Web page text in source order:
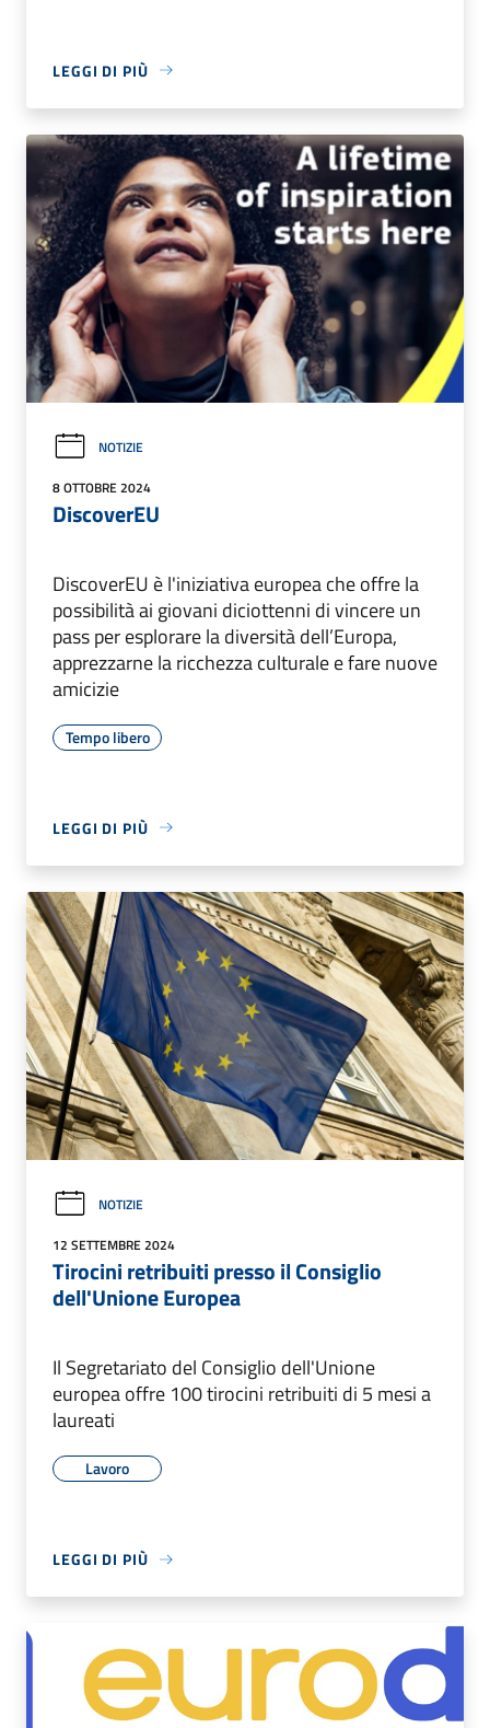
LEGGI DI PIÙ
NOTIZIE
8 OTTOBRE 2024
DiscoverEU
DiscoverEU è l'iniziativa europea che offre la
possibilità ai giovani diciottenni di vincere un
pass per esplorare la diversità dell’Europa,
apprezzarne la ricchezza culturale e fare nuove
amicizie
Tempo libero
LEGGI DI PIÙ
NOTIZIE
12 SETTEMBRE 2024
Tirocini retribuiti presso il Consiglio
dell'Unione Europea
Il Segretariato del Consiglio dell'Unione
europea offre 100 tirocini retribuiti di 5 mesi a
laureati
Lavoro
LEGGI DI PIÙ